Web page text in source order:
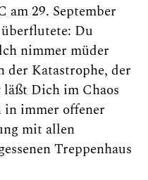
am 29. September
Du
nimmer müder
der Katastrophe, der
Dich im Chaos
in immer offener
mit allen
Treppenhaus